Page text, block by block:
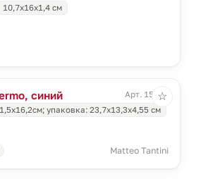
10,7х16х1,4 см
синий
Арт. 15263
упаковка: 23,7х13,3х4,55 см
Matteo Tantini
☆